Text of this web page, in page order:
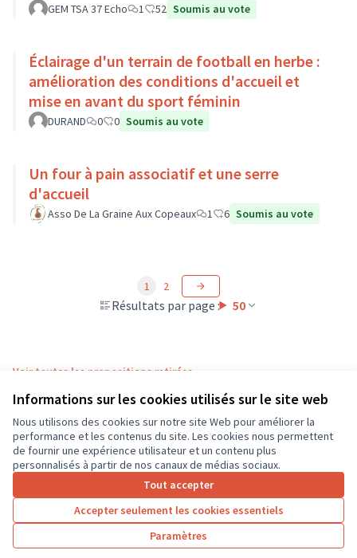
Informations sur les cookies utilisés sur le site web
Nous utilisons des cookies sur notre site Web pour améliorer la
performance et les contenus du site. Les cookies nous permettent
de fournir une expérience utilisateur et un contenu plus
personnalisés à partir de nos canaux de médias sociaux.
Tout accepter
Accepter seulement les cookies essentiels
Paramètres
GEM TSA 37 Echo 1 52 Soumis au vote
Éclairage d'un terrain de football en herbe :
amélioration des conditions d'accueil et
mise en avant du sport féminin
DURAND 0 0 Soumis au vote
Un four à pain associatif et une serre
d'accueil
Asso De La Graine Aux Copeaux 1 6 Soumis au vote
Résultats par page : 50
1 2
Voir toutes les propositions retirées
Conditions d'utilisation
Paramètres des cookies
CD37 sur X
(Lien externe)
CD37 sur Facebook
CD37 sur Instagram
CD37 sur YouTube
(Lien externe)
Site réalisé grâce aulogiciel libre Decidim .
Licence
(Lien